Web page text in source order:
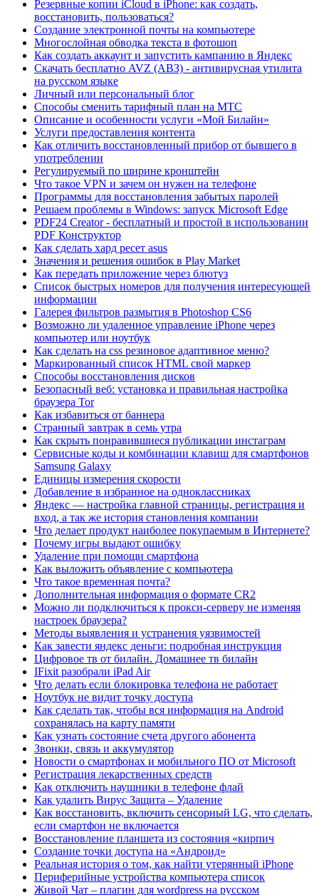
Резервные копии iCloud в iPhone: как создать,
восстановить, пользоваться?
Создание электронной почты на компьютере
Многослойная обводка текста в фотошоп
Как создать аккаунт и запустить кампанию в Яндекс
Скачать бесплатно AVZ (АВЗ) - антивирусная утилита
на русском языке
Личный или персональный блог
Способы сменить тарифный план на МТС
Описание и особенности услуги «Мой Билайн»
Услуги предоставления контента
Как отличить восстановленный прибор от бывшего в
употреблении
Регулируемый по ширине кронштейн
Что такое VPN и зачем он нужен на телефоне
Программы для восстановления забытых паролей
Решаем проблемы в Windows: запуск Microsoft Edge
PDF24 Creator - бесплатный и простой в использовании
PDF Конструктор
Как сделать хард ресет asus
Значения и решения ошибок в Play Market
Как передать приложение через блютуз
Список быстрых номеров для получения интересующей
информации
Галерея фильтров размытия в Photoshop CS6
Возможно ли удаленное управление iPhone через
компьютер или ноутбук
Как сделать на css резиновое адаптивное меню?
Маркированный список HTML свой маркер
Способы восстановления дисков
Безопасный веб: установка и правильная настройка
браузера Tor
Как избавиться от баннера
Странный завтрак в семь утра
Как скрыть понравившиеся публикации инстаграм
Сервисные коды и комбинации клавиш для смартфонов
Samsung Galaxy
Единицы измерения скорости
Добавление в избранное на одноклассниках
Яндекс — настройка главной страницы, регистрация и
вход, а так же история становления компании
Что делает продукт наиболее покупаемым в Интернете?
Почему игры выдают ошибку
Удаление при помощи смартфона
Как выложить объявление с компьютера
Что такое временная почта?
Дополнительная информация о формате CR2
Можно ли подключиться к прокси-серверу не изменяя
настроек браузера?
Методы выявления и устранения уязвимостей
Как завести яндекс деньги: подробная инструкция
Цифровое тв от билайн. Домашнее тв билайн
IFixit разобрали iPad Air
Что делать если блокировка телефона не работает
Ноутбук не видит точку доступа
Как сделать так, чтобы вся информация на Android
сохранялась на карту памяти
Как узнать состояние счета другого абонента
Звонки, связь и аккумулятор
Новости о смартфонах и мобильного ПО от Microsoft
Регистрация лекарственных средств
Как отключить наушники в телефоне флай
Как удалить Вирус Защита – Удаление
Как восстановить, включить сенсорный LG, что сделать,
если смартфон не включается
Восстановление планшета из состояния «кирпич
Создание точки доступа на «Андроид»
Реальная история о том, как найти утерянный iPhone
Периферийные устройства компьютера список
Живой Чат – плагин для wordpress на русском